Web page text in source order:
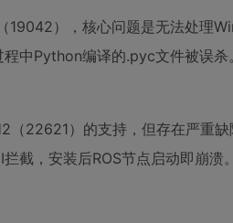
19042），核心问题是无法处理
程中Python编译的.pyc文件被误杀
（22621）的支持，但存在严重
截，安装后ROS节点启动即崩溃